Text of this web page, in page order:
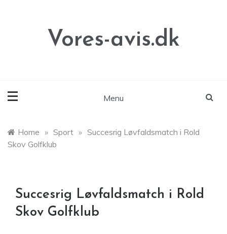
Vores-avis.dk
Menu
Home » Sport » Succesrig Løvfaldsmatch i Rold
Skov Golfklub
Succesrig Løvfaldsmatch i Rold
Skov Golfklub